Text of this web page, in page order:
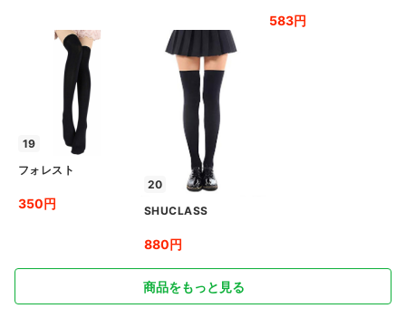
583円
19
フォレスト
350円
20
SHUCLASS
880円
商品をもっと見る